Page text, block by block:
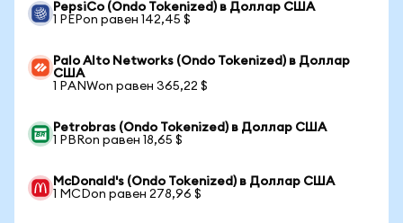
PepsiCo (Ondo Tokenized) в Доллар США
1 PEPon равен 142,45 $
Palo Alto Networks (Ondo Tokenized) в Доллар
США
1 PANWon равен 365,22 $
Petrobras (Ondo Tokenized) в Доллар США
1 PBRon равен 18,65 $
McDonald's (Ondo Tokenized) в Доллар США
1 MCDon равен 278,96 $